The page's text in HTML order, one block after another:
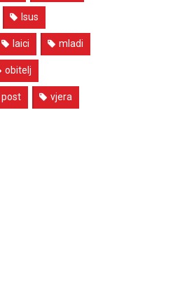
Isus
laici mladi
obitelj
post vjera